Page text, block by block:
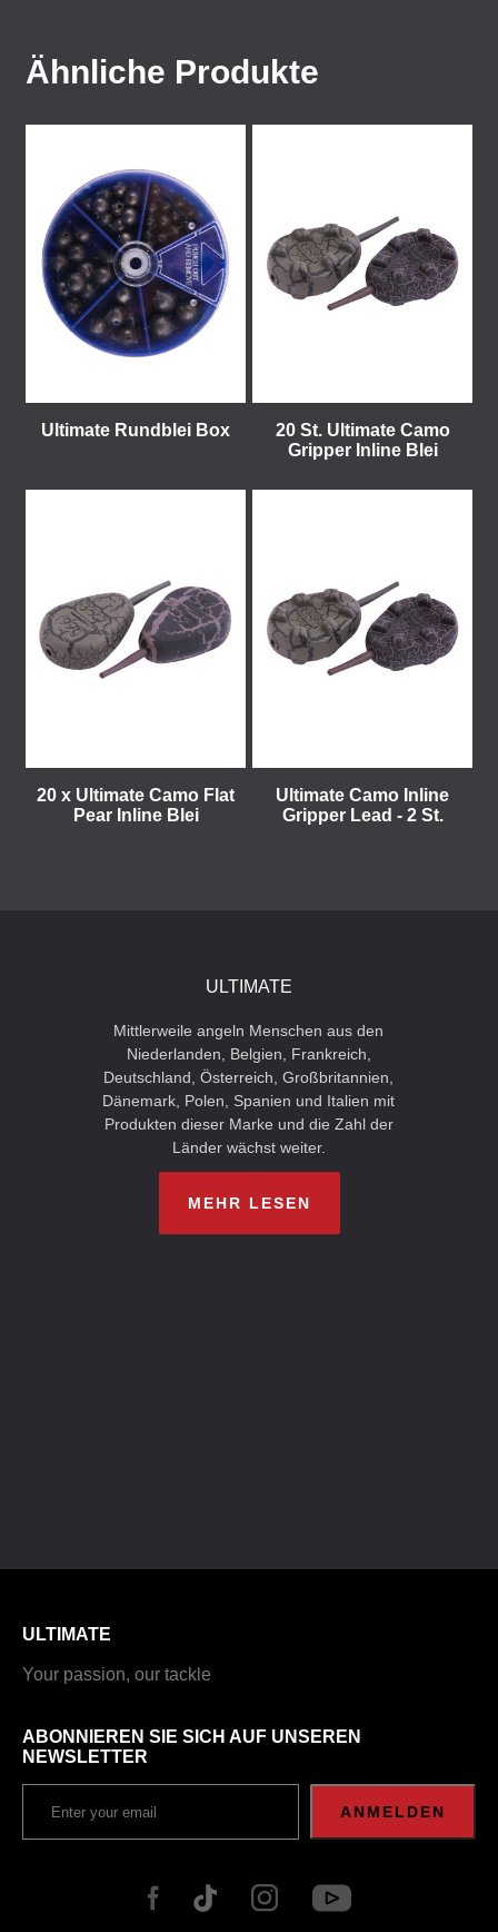
Ähnliche Produkte
Ultimate Rundblei Box
20 St. Ultimate Camo
Gripper Inline Blei
20 x Ultimate Camo Flat
Pear Inline Blei
Ultimate Camo Inline
Gripper Lead - 2 St.
ULTIMATE
Mittlerweile angeln Menschen aus den
Niederlanden, Belgien, Frankreich,
Deutschland, Österreich, Großbritannien,
Dänemark, Polen, Spanien und Italien mit
Produkten dieser Marke und die Zahl der
Länder wächst weiter.
MEHR LESEN
ULTIMATE
Your passion, our tackle
ABONNIEREN SIE SICH AUF UNSEREN
NEWSLETTER
ANMELDEN